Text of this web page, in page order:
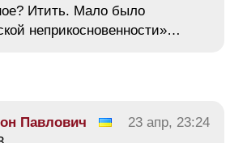
Итить. Мало было
неприкосновенности»…
Павлович
23 апр, 23:24